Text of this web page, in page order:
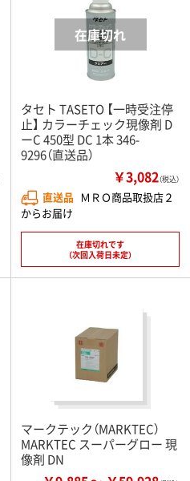
タセト TASETO 【一時受注停
止】 カラーチェック現像剤 D
ーC 450型 DC 1本 346-
9296（直送品）
￥3,082（税込）
直送品 ＭＲＯ商品取扱店２
からお届け
在庫切れです
（次回入荷日未定）
マークテック（MARKTEC）
MARKTEC スーパーグロー 現
像剤 DN